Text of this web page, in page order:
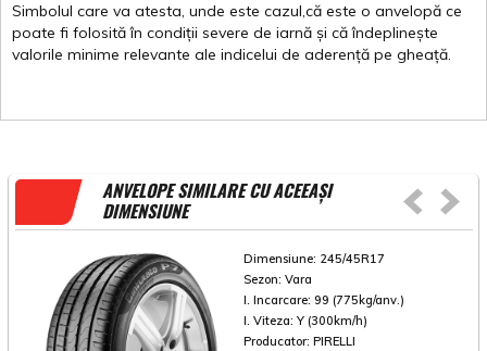
Simbolul care va atesta, unde este cazul,că este o anvelopă ce
poate fi folosită în condiții severe de iarnă și că îndeplinește
valorile minime relevante ale indicelui de aderență pe gheață.
ANVELOPE SIMILARE CU ACEEAȘI
DIMENSIUNE
Dimensiune: 245/45R17
Sezon: Vara
I. Incarcare: 99 (775kg/anv.)
I. Viteza: Y (300km/h)
Producator: PIRELLI